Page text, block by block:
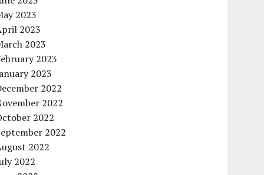
2023
2023
2023
2023
2023
2022
2022
2022
2022
2022
2022